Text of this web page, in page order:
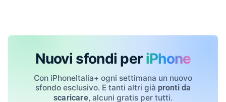
Nuovi sfondi per iPhone
Con iPhoneItalia+ ogni settimana un nuovo
sfondo esclusivo. E tanti altri già pronti da
scaricare, alcuni gratis per tutti.